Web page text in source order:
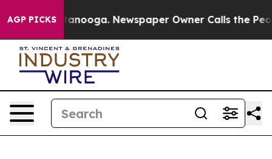
AGP PICKS
Chattanooga. Newspaper Owner Calls the People